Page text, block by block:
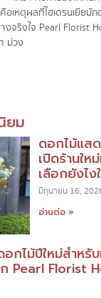
อเหตุผลที่ไฮเดรนเยีย
จริงใจ Pearl Florist
ม่วง
ยม
ดอกไม้แส
เปิดร้านใ
เลือกยังไง
มิถุนายน 16,
อ่านต่อ »
อกไม้ปีใหม่สำห
Pearl Florist